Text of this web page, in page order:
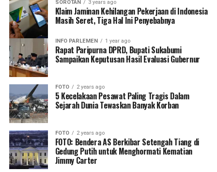
SOROTAN 3 years ago
Klaim Jaminan Kehilangan Pekerjaan di Indonesia
Masih Seret, Tiga Hal Ini Penyebabnya
INFO PARLEMEN 1 year ago
Rapat Paripurna DPRD, Bupati Sukabumi
Sampaikan Keputusan Hasil Evaluasi Gubernur
FOTO 2 years ago
5 Kecelakaan Pesawat Paling Tragis Dalam
Sejarah Dunia Tewaskan Banyak Korban
FOTO 2 years ago
FOTO: Bendera AS Berkibar Setengah Tiang di
Gedung Putih untuk Menghormati Kematian
Jimmy Carter